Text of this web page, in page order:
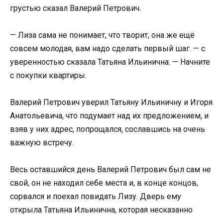
грустью сказал Валерий Петрович.
— Лиза сама не понимает, что творит, она же ещё
совсем молодая, вам надо сделать первый шаг. — с
уверенностью сказала Татьяна Ильинична. — Начните
с покупки квартиры.
Валерий Петрович уверил Татьяну Ильиничну и Игоря
Анатольевича, что подумает над их предложением, и
взяв у них адрес, попрощался, сославшись на очень
важную встречу.
Весь оставшийся день Валерий Петрович был сам не
свой, он не находил себе места и, в конце концов,
сорвался и поехал повидать Лизу. Дверь ему
открыла Татьяна Ильинична, которая несказанно